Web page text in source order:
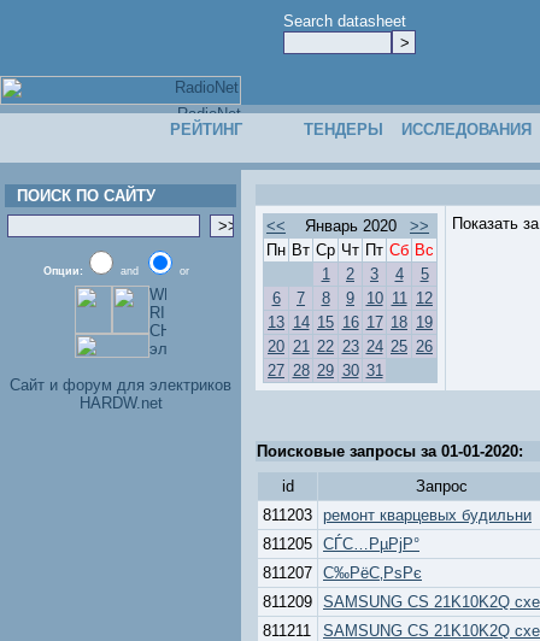
Search datasheet
РЕЙТИНГ ТЕНДЕРЫ ИССЛЕДОВАНИЯ
ПОИСК ПО САЙТУ
Опции: and or
Cайт и форум для электриков
HARDW.net
<< Январь 2020
>>
Пн Вт Ср Чт Пт Сб Вс
1
2 3 4
5
6
7 8 9 10 11 12
13 14 15 16 17 18 19
20 21 22 23 24 25 26
27 28 29 30 31
Показать
Поисковые запросы за 01-01-2020:
id
Запрос
811203 ремонт кварцевых будильни
811205 СЃС…РµРјР°
811207 С‰РёС‚РѕРє
811209 SAMSUNG CS 21K10K2Q
811211
SAMSUNG CS 21K10K2Q